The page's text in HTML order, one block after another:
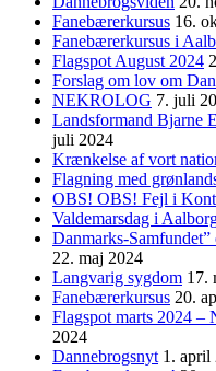
Fanebærerkursus 16.
Fanebærerkursus i
Flagspot August 2024
Forslag om lov om
NEKROLOG 7. juli
Landsformand Bjarne
juli 2024
Krænkelse af vort
Flagning med
OBS! OBS! Fejl i
Valdemarsdag i
Danmarks-
22. maj 2024
Langvarig sygdom 17.
Fanebærerkursus 20.
Flagspot marts 2024 –
2024
Dannebrogsnyt 1. april